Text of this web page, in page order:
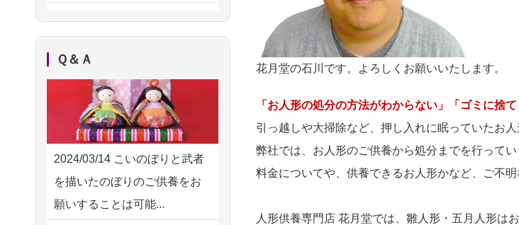
花月堂の石川です。よろしくお願いいたします。
「お人形の処分の方法がわからない」「ゴミに捨
引っ越しや大掃除など、押し入れに眠っていたお
弊社では、お人形のご供養から処分までを行ってい
料金についてや、供養できるお人形かなど、ご不
人形供養専門店 花月堂では、雛人形・五月人形は
愛知県の方からお申込み
2026/08/02 18:47
2026/08/02 11:15
千葉県の方からお申込み
2026/08/02 10:39
神奈川の方からお申込み
2026/08/02 09:15
ハードルが高そうに思えるの
ですが、...
2026/08/02 NEW
祖母の人形
供養の際も利用させていただ
き安心感がある
お人形の仕
分けなども丁寧に行う様子か
ら、大切...
Ｑ＆Ａ
2024/03/14 こいのぼりと武者
を描いたのぼりのご供養をお
願いすることは可能...